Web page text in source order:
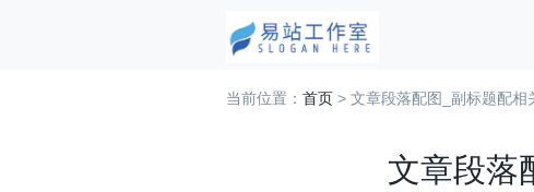
当前位置： 首页 > 文章段落配图_副标题配相
文章段落